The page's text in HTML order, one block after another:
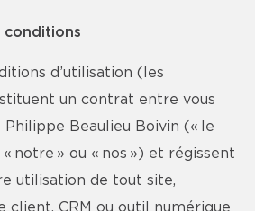
conditions
d’utilisation (les
un contrat entre vous
Philippe Beaulieu Boivin (« le
« notre » ou « nos ») et régissent
utilisation de tout site,
client, CRM ou outil numérique